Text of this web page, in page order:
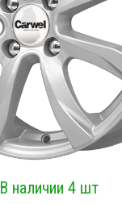
В наличии 4 шт